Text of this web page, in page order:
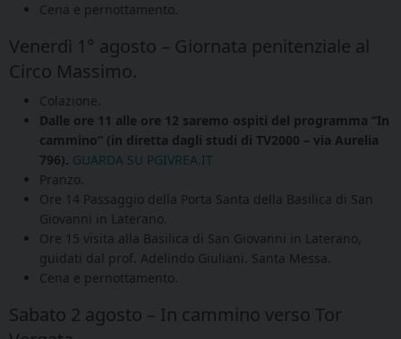
Cena e pernottamento.
Venerdì 1° agosto – Giornata penitenziale al
Circo Massimo.
Colazione.
Dalle ore 11 alle ore 12 saremo ospiti del programma “In
cammino” (in diretta dagli studi di TV2000 – via Aurelia
796). GUARDA SU PGIVREA.IT
Pranzo.
Ore 14 Passaggio della Porta Santa della Basilica di San
Giovanni in Laterano.
Ore 15 visita alla Basilica di San Giovanni in Laterano,
guidati dal prof. Adelindo Giuliani. Santa Messa.
Cena e pernottamento.
Sabato 2 agosto – In cammino verso Tor